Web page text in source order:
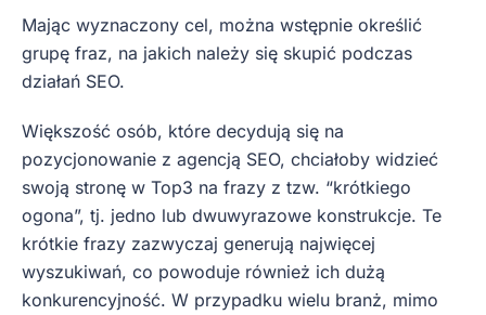
Mając wyznaczony cel, można wstępnie określić
grupę fraz, na jakich należy się skupić podczas
działań SEO.
Większość osób, które decydują się na
pozycjonowanie z agencją SEO, chciałoby widzieć
swoją stronę w Top3 na frazy z tzw. “krótkiego
ogona”, tj. jedno lub dwuwyrazowe konstrukcje. Te
krótkie frazy zazwyczaj generują najwięcej
wyszukiwań, co powoduje również ich dużą
konkurencyjność. W przypadku wielu branż, mimo